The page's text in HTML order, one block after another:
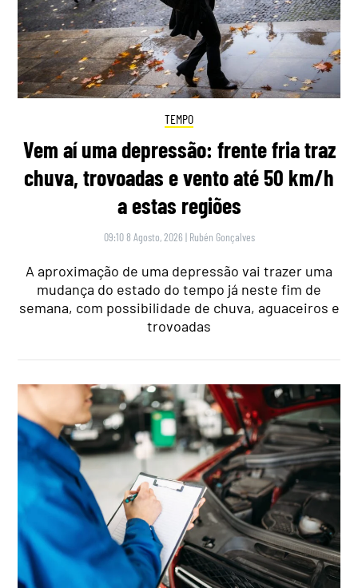
TEMPO
Vem aí uma depressão: frente fria traz
chuva, trovoadas e vento até 50 km/h
a estas regiões
09:10 8 Agosto, 2026 | Rubén Gonçalves
A aproximação de uma depressão vai trazer uma
mudança do estado do tempo já neste fim de
semana, com possibilidade de chuva, aguaceiros e
trovoadas